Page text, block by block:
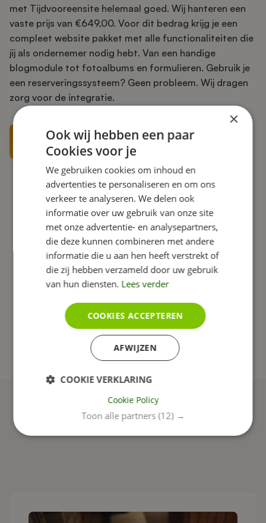
met Tijdvooreensite helemaal goed. Wij hanteren een
vaste prijs van €649,00. Voor dit bedrag krijg je een
compleet website pakket met alle functionaliteiten die
jij als ondernemer nodig hebt. Van een handige
blogmodule tot fotoalbums en formulieren. Gebruik je
een reserveringssysteem? Geen probleem. Wij dragen
zorg voor de integratie.
Meer weten over het website pakket
Artikel delen
Tips Responsive Sociale Media
Tijdvooreensite
Online marketing
CMS Conversie
AVG Youtube Formulier
Afbeeldingen
Statistieken
Vormgeving
Ook interessant
×
Ook wij hebben een paar
Cookies voor je
We gebruiken cookies om inhoud en
advertenties te personaliseren en om ons
verkeer te analyseren. We delen ook
informatie over uw gebruik van onze site
met onze advertentie- en analysepartners,
die deze kunnen combineren met andere
informatie die u aan hen heeft verstrekt of
die zij hebben verzameld door uw gebruik
van hun diensten. Lees verder
Toon alle partners (12) →
COOKIES ACCEPTEREN
AFWIJZEN
COOKIE VERKLARING
Cookie Policy